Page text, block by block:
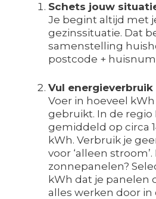
Schets jouw
Je begint altijd met
gezinssituatie. Dat
samenstelling
postcode +
Vul energieverbruik
Voer in hoeveel
gebruikt. In de regio
gemiddeld op circa
kWh. Verbruik je
voor ‘alleen stroom’.
zonnepanelen?
kWh dat je panelen
alles werken door